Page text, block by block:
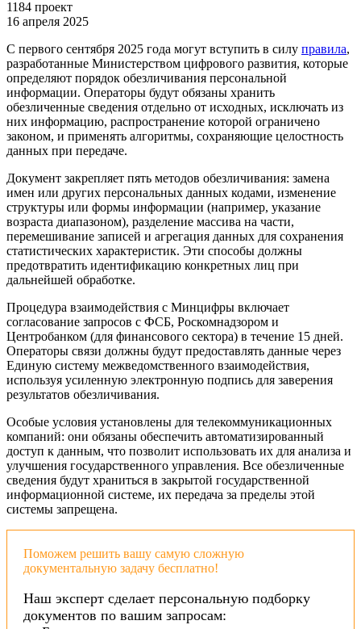
1184 проект
16 апреля 2025
С первого сентября 2025 года могут вступить в силу правила,
разработанные Министерством цифрового развития, которые
определяют порядок обезличивания персональной
информации. Операторы будут обязаны хранить
обезличенные сведения отдельно от исходных, исключать из
них информацию, распространение которой ограничено
законом, и применять алгоритмы, сохраняющие целостность
данных при передаче.
Документ закрепляет пять методов обезличивания: замена
имен или других персональных данных кодами, изменение
структуры или формы информации (например, указание
возраста диапазоном), разделение массива на части,
перемешивание записей и агрегация данных для сохранения
статистических характеристик. Эти способы должны
предотвратить идентификацию конкретных лиц при
дальнейшей обработке.
Процедура взаимодействия с Минцифры включает
согласование запросов с ФСБ, Роскомнадзором и
Центробанком (для финансового сектора) в течение 15 дней.
Операторы связи должны будут предоставлять данные через
Единую систему межведомственного взаимодействия,
используя усиленную электронную подпись для заверения
результатов обезличивания.
Особые условия установлены для телекоммуникационных
компаний: они обязаны обеспечить автоматизированный
доступ к данным, что позволит использовать их для анализа и
улучшения государственного управления. Все обезличенные
сведения будут храниться в закрытой государственной
информационной системе, их передача за пределы этой
системы запрещена.
Поможем решить вашу самую сложную
документальную задачу бесплатно!
Наш эксперт сделает персональную подборку
документов по вашим запросам: